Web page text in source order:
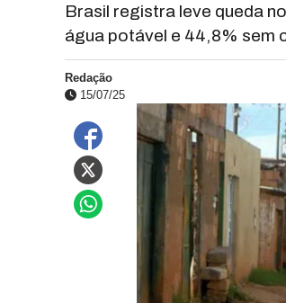
Brasil registra leve queda
água potável e 44,8% sem
Redação
15/07/25